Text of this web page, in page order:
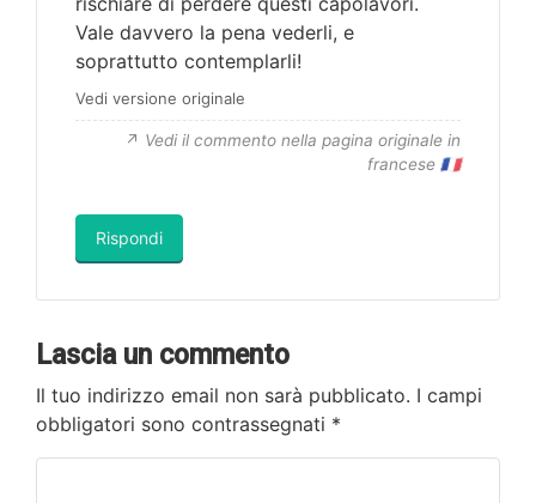
Vale davvero la pena vederli, e
soprattutto contemplarli!
Vedi versione originale
Vedi il commento nella pagina originale in
francese 🇫🇷
Rispondi
Lascia un commento
Il tuo indirizzo email non sarà pubblicato. I campi
obbligatori sono contrassegnati *